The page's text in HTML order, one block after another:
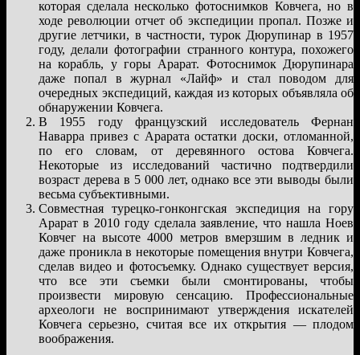
которая сделала несколько фотоснимков Ковчега, но в
ходе революции отчет об экспедиции пропал. Позже и
другие летчики, в частности, турок Дюрупинар в 1957
году, делали фотографии странного контура, похожего
на корабль, у горы Арарат. Фотоснимок Дюрупинара
даже попал в журнал «Лайф» и стал поводом для
очередных экспедиций, каждая из которых объявляла об
обнаружении Ковчега.
В 1955 году французский исследователь Фернан
Наварра привез с Арарата остатки доски, отломанной,
по его словам, от деревянного остова Ковчега.
Некоторые из исследований частично подтвердили
возраст дерева в 5 000 лет, однако все эти выводы были
весьма субъективными.
Совместная турецко-гонконгская экспедиция на гору
Арарат в 2010 году сделала заявление, что нашла Ноев
Ковчег на высоте 4000 метров вмерзшим в ледник и
даже проникла в некоторые помещения внутри Ковчега,
сделав видео и фотосъемку. Однако существует версия,
что все эти съемки были смонтированы, чтобы
произвести мировую сенсацию. Профессиональные
археологи не воспринимают утверждения искателей
Ковчега серьезно, считая все их открытия — плодом
воображения.